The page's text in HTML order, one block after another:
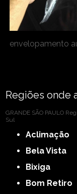
envelopamento
Regiões onde
GRANDE SÃO PAULO
Sul
Aclimação
Bela Vista
Bixiga
Bom Retiro